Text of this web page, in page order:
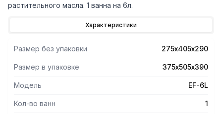
растительного масла. 1 ванна на 6л.
Характеристики
Размер без упаковки 275х405х290
Размер в упаковке 375х505х390
Модель EF-6L
Кол-во ванн 1